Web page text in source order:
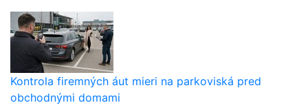
Kontrola firemných áut mieri na parkoviská pred
obchodnými domami